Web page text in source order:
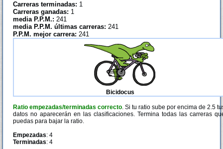
Carreras terminadas: 1
Carreras ganadas: 1
media P.P.M.: 241
media P.P.M. últimas carreras: 241
P.P.M. mejor carrera: 241
Bicidocus
Ratio empezadas/terminadas correcto. Si tu ratio sube por encima de 2.5
datos no aparecerán en las clasificaciones. Termina todas las carreras
puedas para bajar la ratio.
Empezadas: 4
Terminadas: 4